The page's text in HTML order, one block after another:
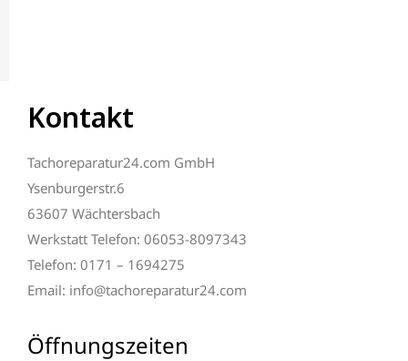
Kontakt
Tachoreparatur24.com GmbH
Ysenburgerstr.6
63607 Wächtersbach
Werkstatt Telefon: 06053-8097343
Telefon: 0171 – 1694275
Email: info@tachoreparatur24.com
Öffnungszeiten